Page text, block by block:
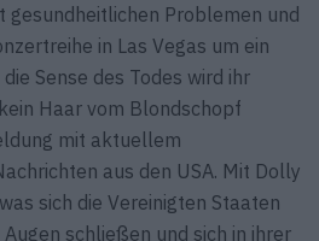
Problemen und
in Las Vegas um ein
Sense des Todes wird ihr
Haar vom Blondschopf
mit aktuellem
aus den USA. Mit Dolly
sich die Vereinigten Staaten
schließen und sich in ihrer